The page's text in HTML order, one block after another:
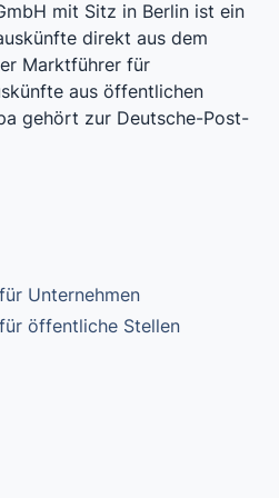
mit Sitz in Berlin ist ein
direkt aus dem
Marktführer für
aus öffentlichen
gehört zur Deutsche-Post-
Unternehmen
öffentliche Stellen